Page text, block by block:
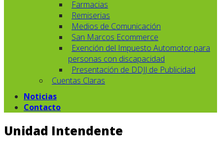
Farmacias
Remiserias
Medios de Comunicación
San Marcos Ecommerce
Exención del Impuesto Automotor para
personas con discapacidad
Presentación de DDJJ de Publicidad
Cuentas Claras
Noticias
Contacto
Unidad Intendente